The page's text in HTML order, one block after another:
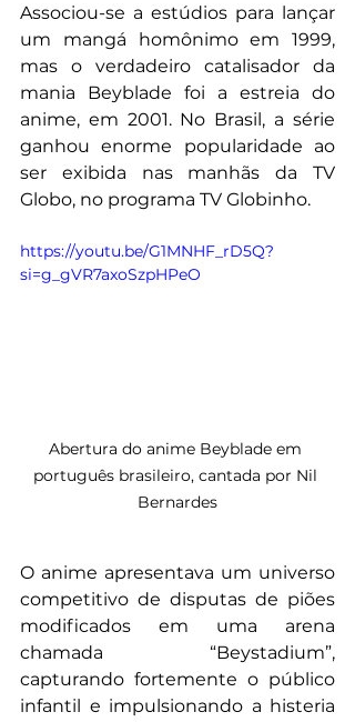
Associou-se a estúdios para lançar
um mangá homônimo em 1999,
mas o verdadeiro catalisador da
mania Beyblade foi a estreia do
anime, em 2001. No Brasil, a série
ganhou enorme popularidade ao
ser exibida nas manhãs da TV
Globo, no programa TV Globinho.
https://youtu.be/G1MNHF_rD5Q?
si=g_gVR7axoSzpHPeO
Abertura do anime Beyblade em
português brasileiro, cantada por Nil
Bernardes
O anime apresentava um universo
competitivo de disputas de piões
modificados em uma arena
chamada “Beystadium”,
capturando fortemente o público
infantil e impulsionando a histeria